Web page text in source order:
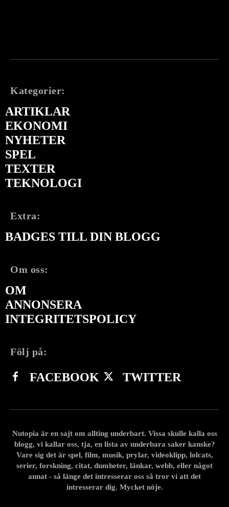
Kategorier:
ARTIKLAR
EKONOMI
NYHETER
SPEL
TEXTER
TEKNOLOGI
Extra:
BADGES TILL DIN BLOGG
Om oss:
OM
ANNONSERA
INTEGRITETSPOLICY
Följ på:
FACEBOOK TWITTER
Nutopia är en sajt om allting underbart. Vissa skulle kalla oss
blogg, vi kallar oss, tja, en lista av underbara saker kanske?
Vare sig det är spel, film, musik, prylar, videoklipp, lolcats,
serier, forskning, citat, dumheter, länkar, webb, eller något
annat - så länge det intresserar oss så tror vi att det
intresserar dig. Mycket nöje.